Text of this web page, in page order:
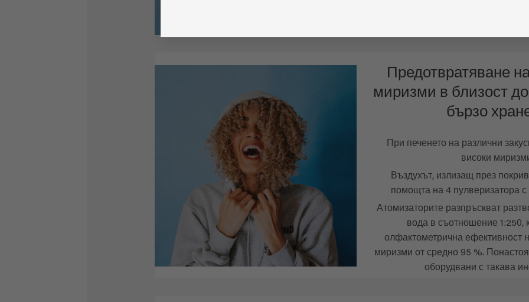
Предотвратяване
миризми в близост
бързо
При печенето на различни
високи
Въздухът, излизащ през
помощта на 4 пулверизатора с
Атомизаторите разпръскват
вода в съотношение 1:250,
олфактометрична ефективност
миризми от средно 95 %.
оборудвани с такава